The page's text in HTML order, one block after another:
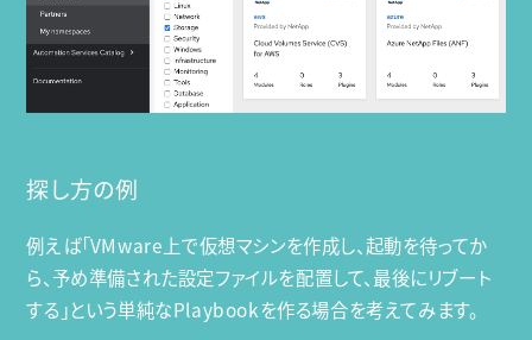
探し方の例
例えば「VMware上で仮想マシンを作成し、起動を待ってか
ら、予め準備された設定ファイルを配置して、最後にリブート
する」という単純なPlaybookを作る場合を考えてみます。